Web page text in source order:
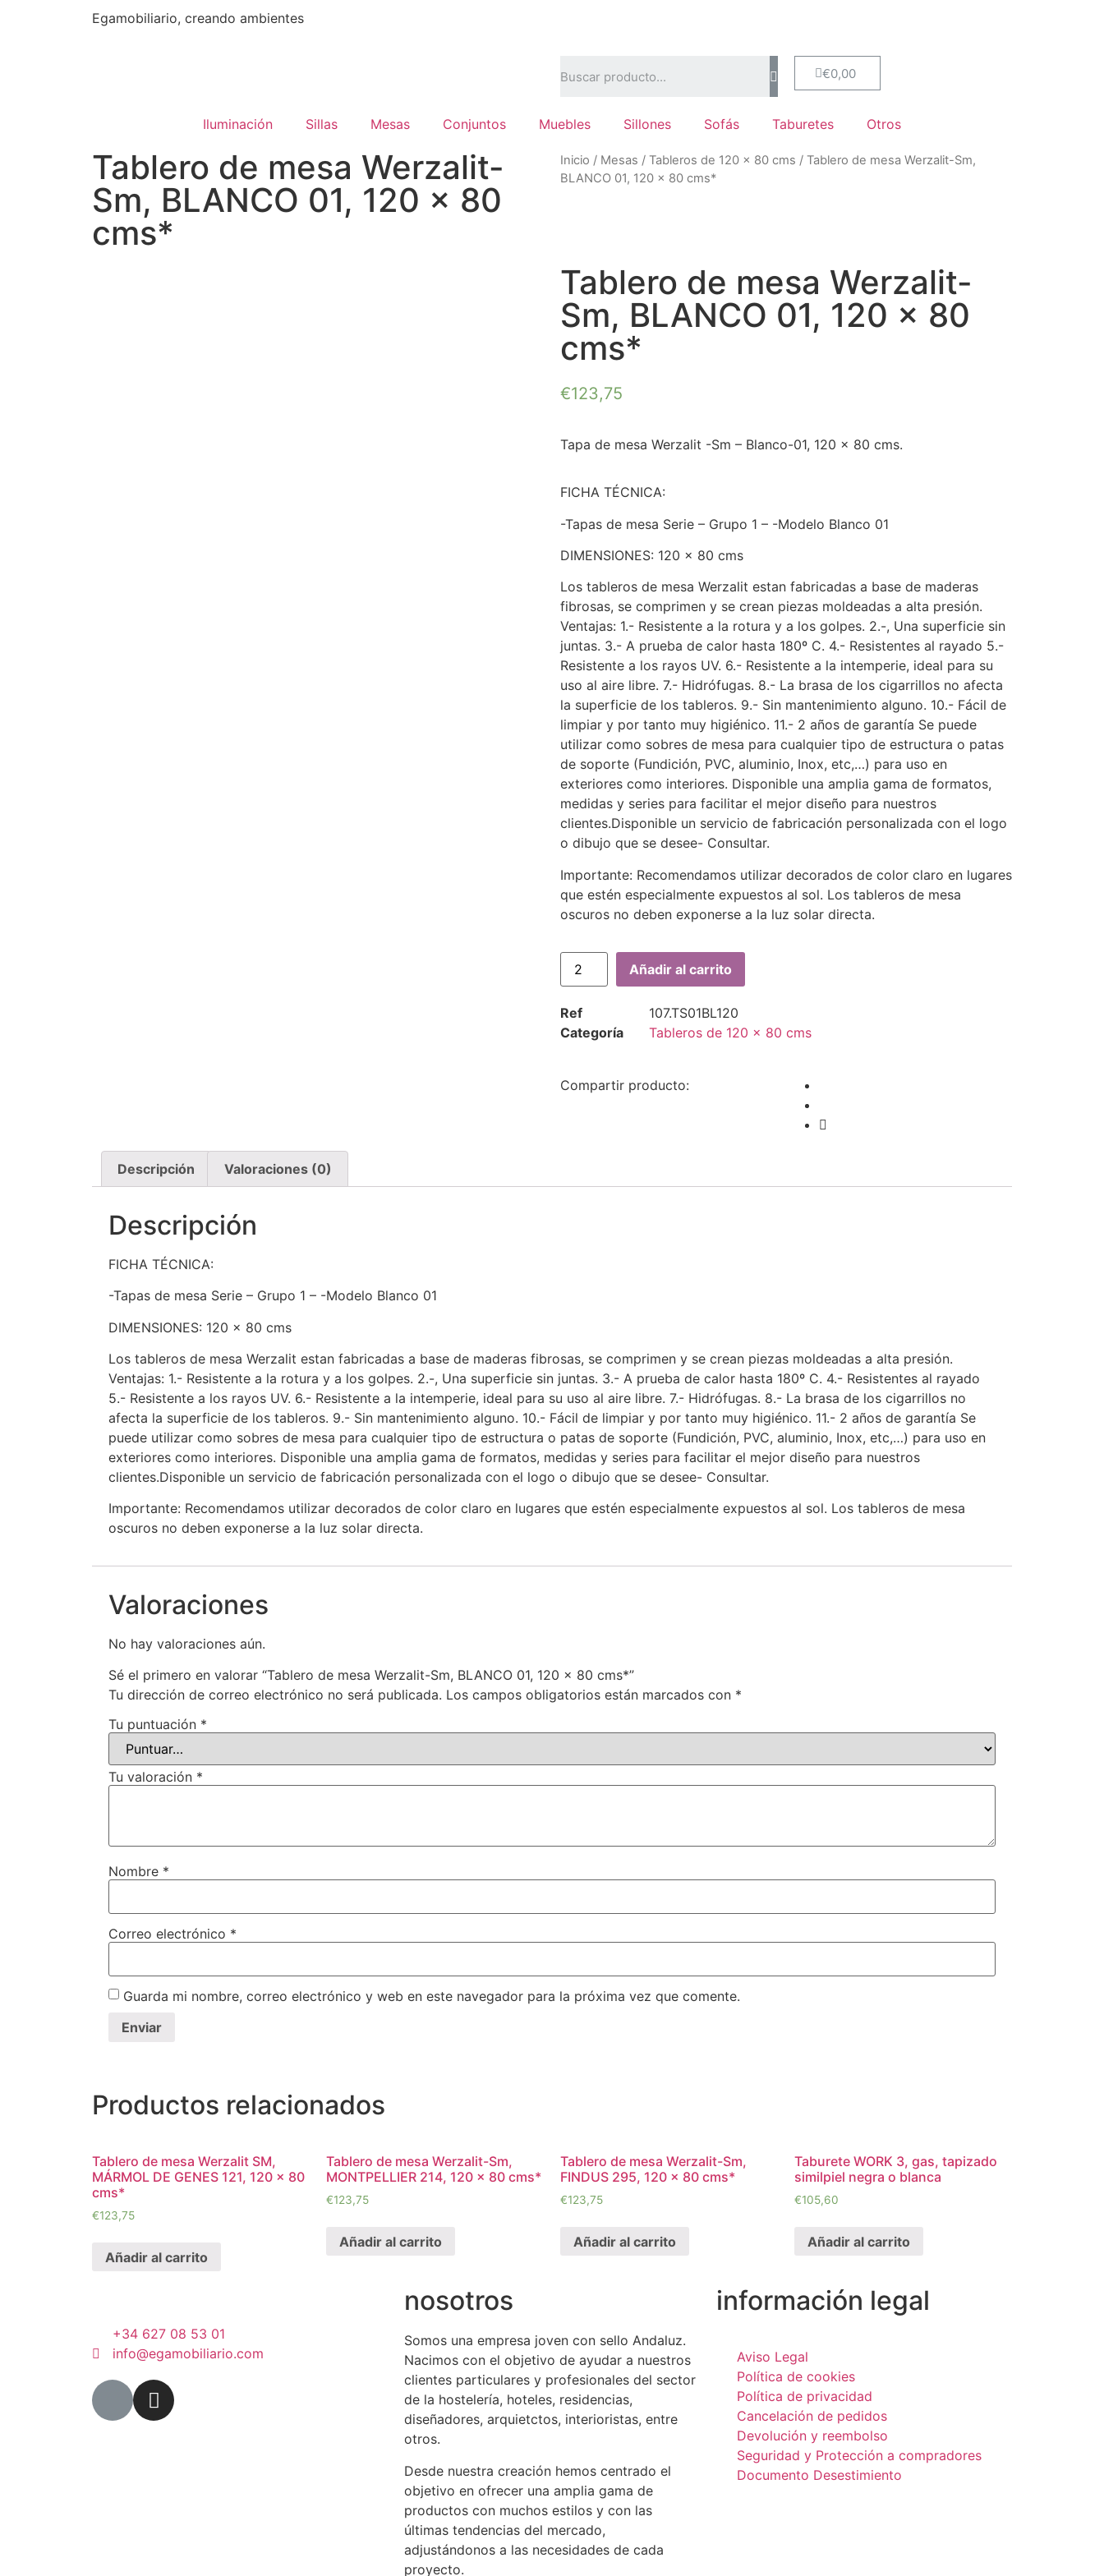
Egamobiliario, creando ambientes
€0,00
Iluminación Sillas Mesas Conjuntos Muebles Sillones Sofás Taburetes Otros
Tablero de mesa Werzalit-
Sm, BLANCO 01, 120 x 80
cms*
Inicio / Mesas / Tableros de 120 x 80 cms / Tablero de mesa Werzalit-Sm,
BLANCO 01, 120 x 80 cms*
Tablero de mesa Werzalit-
Sm, BLANCO 01, 120 x 80
cms*
€123,75
Tapa de mesa Werzalit -Sm – Blanco-01, 120 x 80 cms.
FICHA TÉCNICA:
-Tapas de mesa Serie – Grupo 1 – -Modelo Blanco 01
DIMENSIONES: 120 x 80 cms
Los tableros de mesa Werzalit estan fabricadas a base de maderas
fibrosas, se comprimen y se crean piezas moldeadas a alta presión.
Ventajas: 1.- Resistente a la rotura y a los golpes. 2.-, Una superficie sin
juntas. 3.- A prueba de calor hasta 180º C. 4.- Resistentes al rayado 5.-
Resistente a los rayos UV. 6.- Resistente a la intemperie, ideal para su
uso al aire libre. 7.- Hidrófugas. 8.- La brasa de los cigarrillos no afecta
la superficie de los tableros. 9.- Sin mantenimiento alguno. 10.- Fácil de
limpiar y por tanto muy higiénico. 11.- 2 años de garantía Se puede
utilizar como sobres de mesa para cualquier tipo de estructura o patas
de soporte (Fundición, PVC, aluminio, Inox, etc,…) para uso en
exteriores como interiores. Disponible una amplia gama de formatos,
medidas y series para facilitar el mejor diseño para nuestros
clientes.Disponible un servicio de fabricación personalizada con el logo
o dibujo que se desee- Consultar.
Importante: Recomendamos utilizar decorados de color claro en lugares
que estén especialmente expuestos al sol. Los tableros de mesa
oscuros no deben exponerse a la luz solar directa.
Añadir al carrito
Ref
107.TS01BL120
Categoría
Tableros de 120 x 80 cms
Compartir producto:
Descripción Valoraciones (0)
Descripción
FICHA TÉCNICA:
-Tapas de mesa Serie – Grupo 1 – -Modelo Blanco 01
DIMENSIONES: 120 x 80 cms
Los tableros de mesa Werzalit estan fabricadas a base de maderas fibrosas, se comprimen y se crean piezas moldeadas a alta presión.
Ventajas: 1.- Resistente a la rotura y a los golpes. 2.-, Una superficie sin juntas. 3.- A prueba de calor hasta 180º C. 4.- Resistentes al rayado
5.- Resistente a los rayos UV. 6.- Resistente a la intemperie, ideal para su uso al aire libre. 7.- Hidrófugas. 8.- La brasa de los cigarrillos no
afecta la superficie de los tableros. 9.- Sin mantenimiento alguno. 10.- Fácil de limpiar y por tanto muy higiénico. 11.- 2 años de garantía Se
puede utilizar como sobres de mesa para cualquier tipo de estructura o patas de soporte (Fundición, PVC, aluminio, Inox, etc,…) para uso en
exteriores como interiores. Disponible una amplia gama de formatos, medidas y series para facilitar el mejor diseño para nuestros
clientes.Disponible un servicio de fabricación personalizada con el logo o dibujo que se desee- Consultar.
Importante: Recomendamos utilizar decorados de color claro en lugares que estén especialmente expuestos al sol. Los tableros de mesa
oscuros no deben exponerse a la luz solar directa.
Valoraciones
No hay valoraciones aún.
Sé el primero en valorar “Tablero de mesa Werzalit-Sm, BLANCO 01, 120 x 80 cms*”
Tu dirección de correo electrónico no será publicada. Los campos obligatorios están marcados con *
Tu puntuación *
Tu valoración *
Nombre *
Correo electrónico *
Guarda mi nombre, correo electrónico y web en este navegador para la próxima vez que comente.
Productos relacionados
Tablero de mesa Werzalit SM,
MÁRMOL DE GENES 121, 120 x 80
cms*
€123,75
Añadir al carrito
Tablero de mesa Werzalit-Sm,
MONTPELLIER 214, 120 x 80 cms*
€123,75
Añadir al carrito
Tablero de mesa Werzalit-Sm,
FINDUS 295, 120 x 80 cms*
€123,75
Añadir al carrito
Taburete WORK 3, gas, tapizado
similpiel negra o blanca
€105,60
Añadir al carrito
+34 627 08 53 01
info@egamobiliario.com
nosotros
Somos una empresa joven con sello Andaluz.
Nacimos con el objetivo de ayudar a nuestros
clientes particulares y profesionales del sector
de la hostelería, hoteles, residencias,
diseñadores, arquietctos, interioristas, entre
otros.
Desde nuestra creación hemos centrado el
objetivo en ofrecer una amplia gama de
productos con muchos estilos y con las
últimas tendencias del mercado,
adjustándonos a las necesidades de cada
proyecto.
información legal
Aviso Legal
Política de cookies
Política de privacidad
Cancelación de pedidos
Devolución y reembolso
Seguridad y Protección a compradores
Documento Desestimiento